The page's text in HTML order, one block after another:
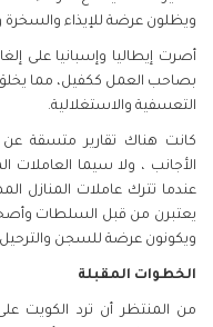
ويظلون عرضة للإيذاء
أصرت إيطاليا وإسبانيا على
بصاحب العمل ككفيل، مما
التعسفية والاستغلالية.
كانت هناك تقارير متسقة
الأجانب ، ولا سيما العاملات
عندما تترك عاملات المنازل
يعتبرن من قبل السلطات
ويكونون عرضة للسجن
الخطوات المقبلة
من المنتظر أن ترد الكويت